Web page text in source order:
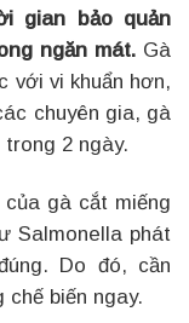
gian bảo quản
ngăn mát. Gà
với vi khuẩn hơn,
chuyên gia, gà
2 ngày.
gà cắt miếng
Salmonella phát
Do đó, cần
chế biến ngay.